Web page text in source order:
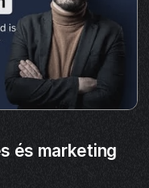
és marketing